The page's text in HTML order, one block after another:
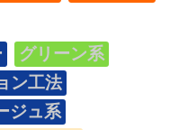
グリーン系
ン工法
ジュ系